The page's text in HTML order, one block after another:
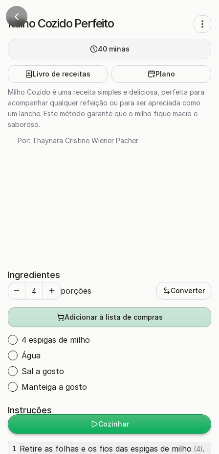
Milho Cozido Perfeito
40 minas
Livro de receitas Plano
Milho Cozido é uma receita simples e deliciosa, perfeita para
acompanhar qualquer refeição ou para ser apreciada como
um lanche. Este método garante que o milho fique macio e
saboroso.
Por: Thaynara Cristine Wiener Pacher
Ingredientes
porções Converter
Adicionar à lista de compras
4 espigas de milho
Água
Sal a gosto
Manteiga a gosto
Instruções
Cozinhar
1 Retire as folhas e os fios das espigas de milho (4).